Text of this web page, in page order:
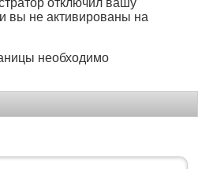
вы не активированы на
необходимо